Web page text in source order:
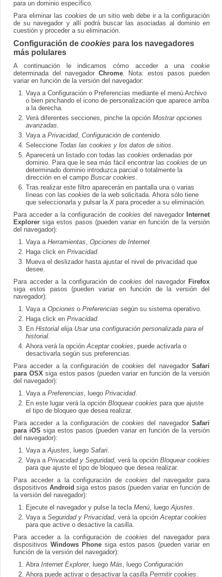
para un dominio específico.
Para eliminar las cookies de un sitio web debe ir a la configuración
de su navegador y allí podrá buscar las asociadas al dominio en
cuestión y proceder a su eliminación.
Configuración de cookies para los navegadores
más polulares
A continuación le indicamos cómo acceder a una cookie
determinada del navegador Chrome. Nota: estos pasos pueden
variar en función de la versión del navegador:
Vaya a Configuración o Preferencias mediante el menú Archivo
o bien pinchando el icono de personalización que aparece arriba
a la derecha.
Verá diferentes secciones, pinche la opción Mostrar opciones
avanzadas.
Vaya a Privacidad, Configuración de contenido.
Seleccione Todas las cookies y los datos de sitios.
Aparecerá un listado con todas las cookies ordenadas por
dominio. Para que le sea más fácil encontrar las cookies de un
determinado dominio introduzca parcial o totalmente la
dirección en el campo Buscar cookies.
Tras realizar este filtro aparecerán en pantalla una o varias
líneas con las cookies de la web solicitada. Ahora sólo tiene
que seleccionarla y pulsar la X para proceder a su eliminación.
Para acceder a la configuración de cookies del navegador
Internet
Explorer siga estos pasos (pueden variar en función de la versión
del navegador):
Vaya a Herramientas, Opciones de Internet
Haga click en Privacidad.
Mueva el deslizador hasta ajustar el nivel de privacidad que
desee.
Para acceder a la configuración decookies del navegador Firefox
siga estos pasos (pueden variar en función de la versión del
navegador):
Vaya a Opciones o Preferencias según su sistema operativo.
Haga click en Privacidad.
En Historial elija Usar una configuración personalizada para el
historial.
Ahora verá la opciónAceptar cookies, puede activarla o
desactivarla según sus preferencias.
Para acceder a la configuración de cookies del navegador Safari
para OSXsiga estos pasos (pueden variar en función de la versión
del navegador):
Vaya a Preferencias, luego Privacidad.
En este lugar verá la opción Bloquear cookies para que ajuste
el tipo de bloqueo que desea realizar.
Para acceder a la configuración de cookies del navegador Safari
para iOS siga estos pasos (pueden variar en función de la versión
del navegador):
Vaya aAjustes, luego Safari.
Vaya a Privacidad y Seguridad, verá la opción Bloquear cookies
para que ajuste el tipo de bloqueo que desea realizar.
Para acceder a la configuración decookies del navegador para
dispositivosAndroid siga estos pasos (pueden variar en función de
la versión del navegador):
Ejecute el navegador y pulse la tecla Menú, luegoAjustes.
Vaya a Seguridad y Privacidad, verá la opciónAceptar cookies
para que active o desactive la casilla.
Para acceder a la configuración decookies del navegador para
dispositivos Windows Phonesiga estos pasos (pueden variar en
función de la versión del navegador):
Abra Internet Explorer, luego Más, luego Configuración
Ahora puede activar o desactivar la casilla Permitir cookies.